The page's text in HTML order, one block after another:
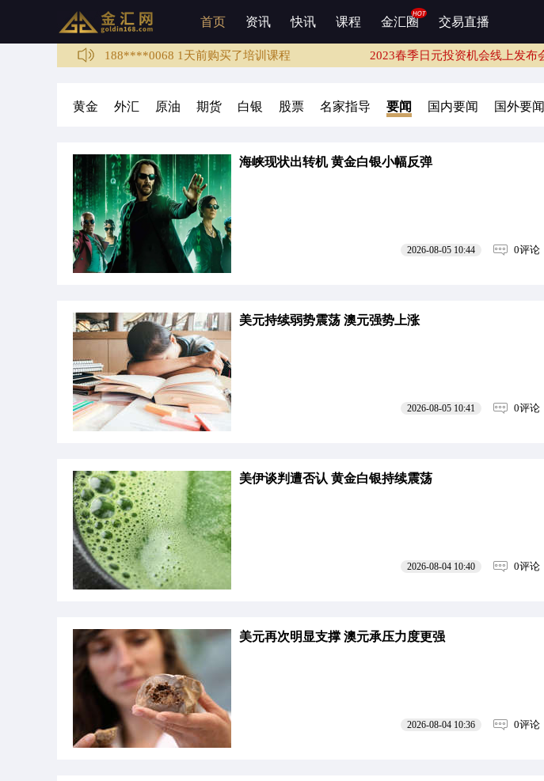
首页 资讯 快讯 课程 金汇圈 交易直播
2023春季日元投资机会线上发
188****0068 1天前购买了培训课程
2023春季日元投资机会线上发布会
136****6009 1天前购买了徐静雅老师的培训服务
2023春季日元投资
136****4589 3天前购买了培训课程
2023春季日元投资机会线上发布会
黄金 外汇 原油 期货 白银 股票 名家指导 要闻 国内要闻 国外要闻
海峡现状出转机 黄金白银小幅反弹
2026-08-05 10:44 0评论
美元持续弱势震荡 澳元强势上涨
2026-08-05 10:41 0评论
美伊谈判遭否认 黄金白银持续震荡
2026-08-04 10:40 0评论
美元再次明显支撑 澳元承压力度更强
2026-08-04 10:36 0评论